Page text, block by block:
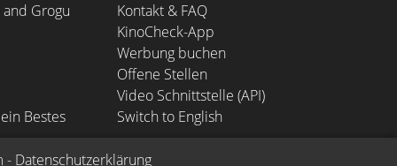
Grogu
Bestes
Kontakt & FAQ
KinoCheck-App
Werbung buchen
Offene Stellen
Video Schnittstelle (API)
Switch to English
- Datenschutzerklärung